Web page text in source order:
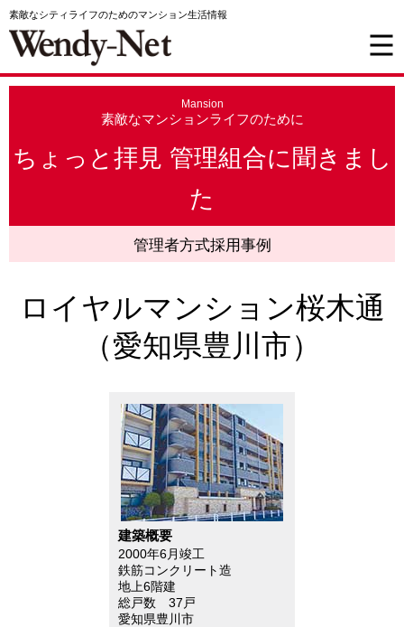
素敵なシティライフのためのマンション生活情報
Mansion
素敵なマンションライフのために
ちょっと拝見 管理組合に聞きまし
た
管理者方式採用事例
ロイヤルマンション桜木通
（愛知県豊川市）
建築概要
2000年6月竣工
鉄筋コンクリート造
地上6階建
総戸数 37戸
愛知県豊川市